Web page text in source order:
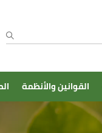
القوانين والأنظمة